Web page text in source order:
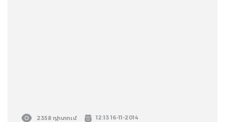
2358 դիտում 12:13 16-11-2014